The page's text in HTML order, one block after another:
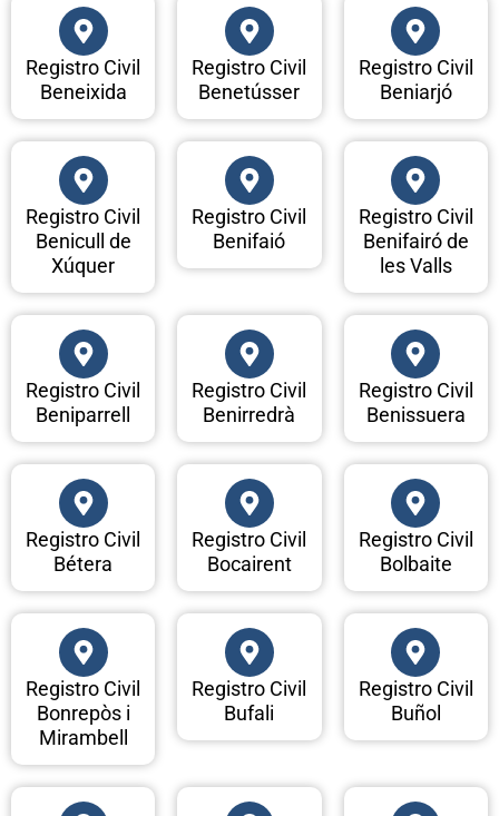
Registro Civil
Beneixida
Registro Civil
Benetússer
Registro Civil
Beniarjó
Registro Civil
Benicull de
Xúquer
Registro Civil
Benifaió
Registro Civil
Benifairó de
les Valls
Registro Civil
Beniparrell
Registro Civil
Benirredrà
Registro Civil
Benissuera
Registro Civil
Bétera
Registro Civil
Bocairent
Registro Civil
Bolbaite
Registro Civil
Bonrepòs i
Mirambell
Registro Civil
Bufali
Registro Civil
Buñol